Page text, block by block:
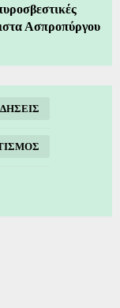
Ασπροπύργου